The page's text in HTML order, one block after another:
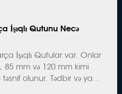
İşıqlı Qutunu Necə
İşıqlı Qutular var. Onlar
85 mm və 120 mm kimi
təsnif olunur. Tədbir və ya